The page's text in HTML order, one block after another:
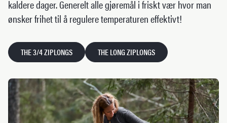
kaldere dager. Generelt alle gjøremål i friskt vær hvor man
ønsker frihet til å regulere temperaturen effektivt!
THE 3/4 ZIPLONGS THE LONG ZIPLONGS